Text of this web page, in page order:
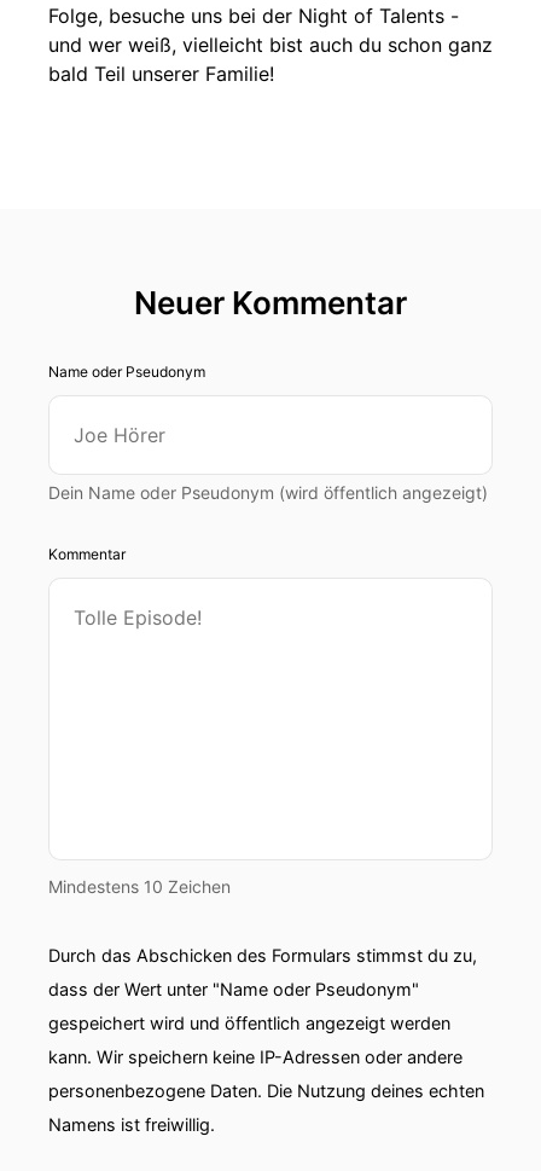
Folge, besuche uns bei der Night of Talents -
und wer weiß, vielleicht bist auch du schon ganz
bald Teil unserer Familie!
Neuer Kommentar
Name oder Pseudonym
Dein Name oder Pseudonym (wird öffentlich angezeigt)
Kommentar
Mindestens 10 Zeichen
Durch das Abschicken des Formulars stimmst du zu,
dass der Wert unter "Name oder Pseudonym"
gespeichert wird und öffentlich angezeigt werden
kann. Wir speichern keine IP-Adressen oder andere
personenbezogene Daten. Die Nutzung deines echten
Namens ist freiwillig.